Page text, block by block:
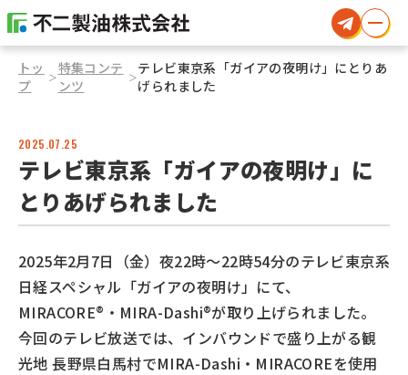
トッ
プ
＞特集コンテ
ンツ
＞テレビ東京系「ガイアの夜明け」にとりあ
げられました
2025.07.25
テレビ東京系「ガイアの夜明け」に
とりあげられました
2025年2月7日（金）夜22時～22時54分のテレビ東京系
日経スペシャル「ガイアの夜明け」にて、
MIRACORE®・MIRA-Dashi®が取り上げられました。
今回のテレビ放送では、インバウンドで盛り上がる観
光地 長野県白馬村でMIRA-Dashi・MIRACOREを使用